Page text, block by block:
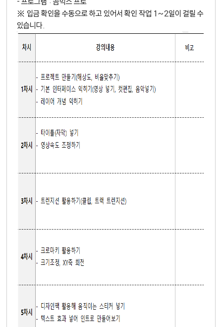
※ 입금 확인을 수동으로 하고 있어서 확인 작업 1~2일이 걸릴 수
있습니다.